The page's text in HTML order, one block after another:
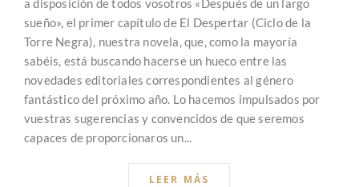
a disposición de todos vosotros «Después de un largo
sueño», el primer capítulo de El Despertar (Ciclo de la
Torre Negra), nuestra novela, que, como la mayoría
sabéis, está buscando hacerse un hueco entre las
novedades editoriales correspondientes al género
fantástico del próximo año. Lo hacemos impulsados por
vuestras sugerencias y convencidos de que seremos
capaces de proporcionaros un...
LEER MÁS